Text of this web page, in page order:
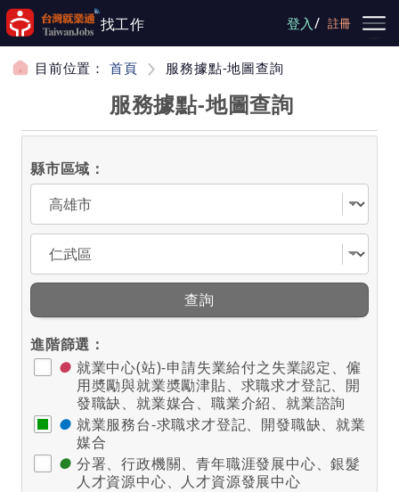
跳到主要內容
找工作 登入/ 註冊
目前位置： 首頁 服務據點-地圖查詢
服務據點-地圖查詢
縣市區域：
選擇縣市
選擇區域
查詢
進階篩選：
● 就業中心(站)-申請失業給付之失業認定、僱
用奬勵與就業奬勵津貼、求職求才登記、開
發職缺、就業媒合、職業介紹、就業諮詢
● 就業服務台-求職求才登記、開發職缺、就業
媒合
● 分署、行政機關、青年職涯發展中心、銀髮
人才資源中心、人才資源發展中心